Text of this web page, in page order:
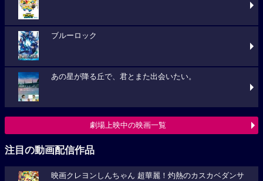
ブルーロック
あの星が降る丘で、君とまた出会いたい。
劇場上映中の映画一覧
注目の動画配信作品
映画クレヨンしんちゃん 超華麗！灼熱のカスカベダンサ